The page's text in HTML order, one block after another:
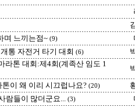
며 느끼는점~ (9)
통 자전거 타기 대회 (6)
라톤 대회:제4회(계족산 임도 1
이 왜 이리 시끄럽나요? (20)
람들이 많더군요... (3)